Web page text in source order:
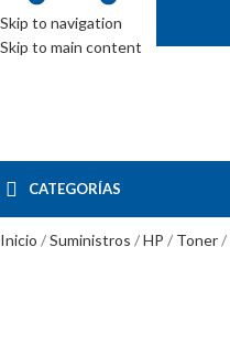
Skip to navigation
Skip to main content
CATEGORÍAS
Inicio Suministros HP Toner